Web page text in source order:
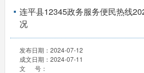
连平县12345政务服务便民热线
况
发布日期： 2024-07-12
成文日期： 2024-07-11
文 号：